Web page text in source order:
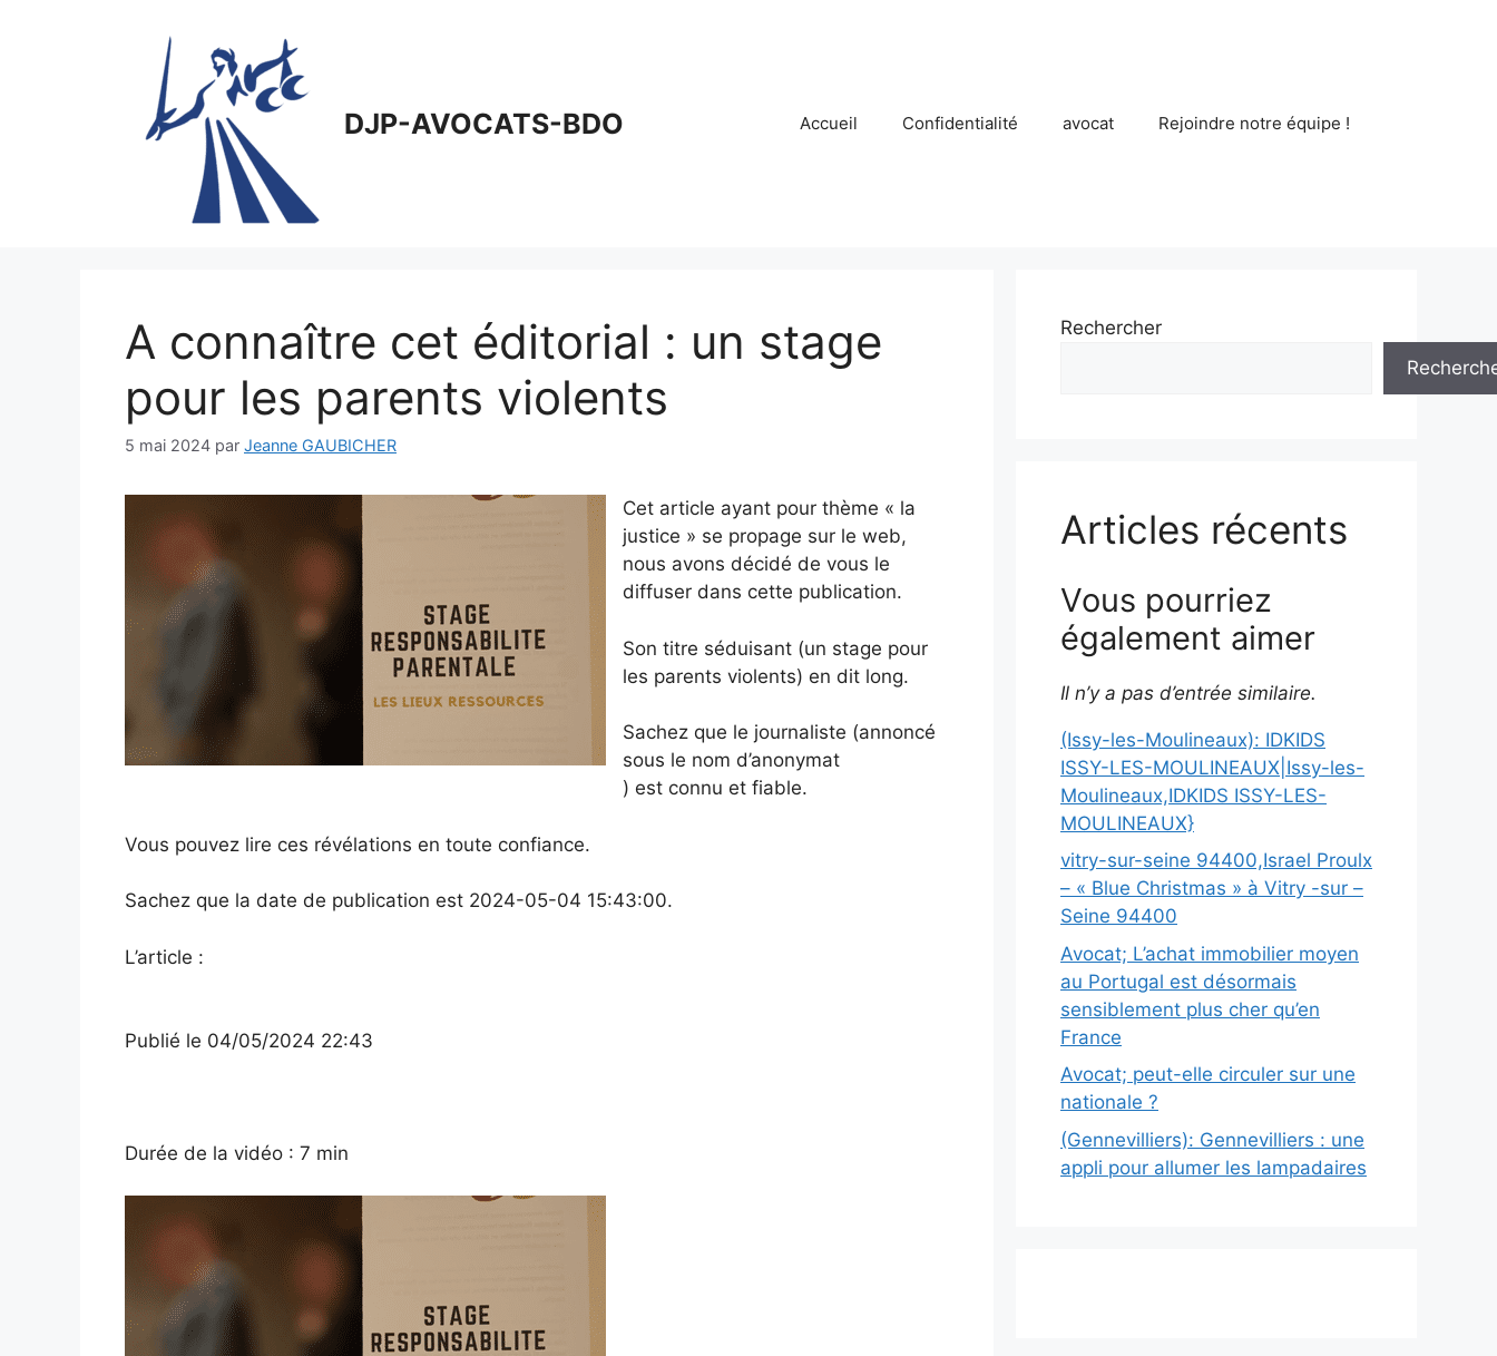
DJP-AVOCATS-BDO Accueil Confidentialité avocat Rejoindre notre équipe !
A connaître cet éditorial : un stage
pour les parents violents
5 mai 2024 par Jeanne GAUBICHER
Cet article ayant pour thème « la
justice » se propage sur le web,
nous avons décidé de vous le
diffuser dans cette publication.
Son titre séduisant (un stage pour
les parents violents) en dit long.
Sachez que le journaliste (annoncé
sous le nom d’anonymat
) est connu et fiable.
Vous pouvez lire ces révélations en toute confiance.
Sachez que la date de publication est 2024-05-04 15:43:00.
L’article :
Publié le 04/05/2024 22:43
Durée de la vidéo : 7 min
Rechercher
Articles récents
Vous pourriez
également aimer
Il n’y a pas d’entrée similaire.
(Issy-les-Moulineaux): IDKIDS
ISSY-LES-MOULINEAUX|Issy-les-
Moulineaux,IDKIDS ISSY-LES-
MOULINEAUX}
vitry-sur-seine 94400,Israel Proulx
– « Blue Christmas » à Vitry -sur –
Seine 94400
Avocat; L’achat immobilier moyen
au Portugal est désormais
sensiblement plus cher qu’en
France
Avocat; peut-elle circuler sur une
nationale ?
(Gennevilliers): Gennevilliers : une
appli pour allumer les lampadaires